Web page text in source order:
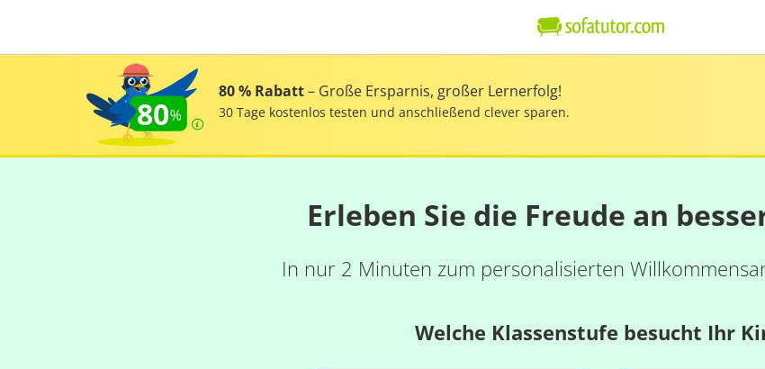
80
80 % Rabatt– Große Ersparnis, großer Lernerfolg!
30 Tage kostenlos testen und anschließend clever sparen.
Erleben Sie die Freude an
In nur 2 Minuten zum personalisierten
Welche Klassenstufe besucht Ihr